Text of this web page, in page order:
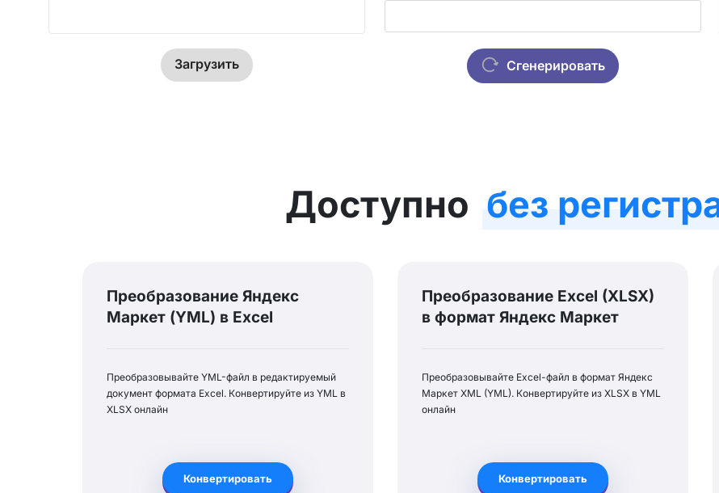
Загрузить Сгенерировать
Доступно без
Преобразование Яндекс
Маркет (YML) в Excel
Преобразовывайте YML-файл в редактируемый
документ формата Excel. Конвертируйте из YML в
XLSX онлайн
Конвертировать
Преобразование Excel (XLSX)
в формат Яндекс Маркет
Преобразовывайте Excel-файл в формат Яндекс
Маркет XML (YML). Конвертируйте из XLSX в YML
онлайн
Конвертировать